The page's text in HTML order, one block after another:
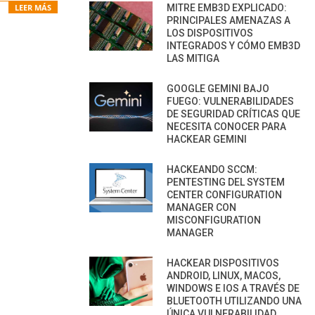
LEER MÁS
MITRE EMB3D EXPLICADO:
PRINCIPALES AMENAZAS A
LOS DISPOSITIVOS
INTEGRADOS Y CÓMO EMB3D
LAS MITIGA
GOOGLE GEMINI BAJO
FUEGO: VULNERABILIDADES
DE SEGURIDAD CRÍTICAS QUE
NECESITA CONOCER PARA
HACKEAR GEMINI
HACKEANDO SCCM:
PENTESTING DEL SYSTEM
CENTER CONFIGURATION
MANAGER CON
MISCONFIGURATION
MANAGER
HACKEAR DISPOSITIVOS
ANDROID, LINUX, MACOS,
WINDOWS E IOS A TRAVÉS DE
BLUETOOTH UTILIZANDO UNA